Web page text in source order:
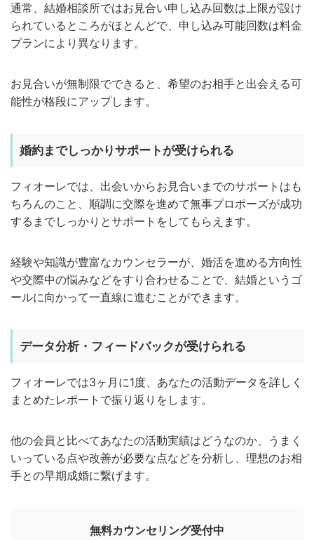
通常、結婚相談所ではお見合い申し込み回数は上限が設け
られているところがほとんどで、申し込み可能回数は料金
プランにより異なります。
お見合いが無制限でできると、希望のお相手と出会える可
能性が格段にアップします。
婚約までしっかりサポートが受けられる
フィオーレでは、出会いからお見合いまでのサポートはも
ちろんのこと、順調に交際を進めて無事プロポーズが成功
するまでしっかりとサポートをしてもらえます。
経験や知識が豊富なカウンセラーが、婚活を進める方向性
や交際中の悩みなどをすり合わせることで、結婚というゴ
ールに向かって一直線に進むことができます。
データ分析・フィードバックが受けられる
フィオーレでは3ヶ月に1度、あなたの活動データを詳しく
まとめたレポートで振り返りをします。
他の会員と比べてあなたの活動実績はどうなのか、うまく
いっている点や改善が必要な点などを分析し、理想のお相
手との早期成婚に繋げます。
無料カウンセリング受付中